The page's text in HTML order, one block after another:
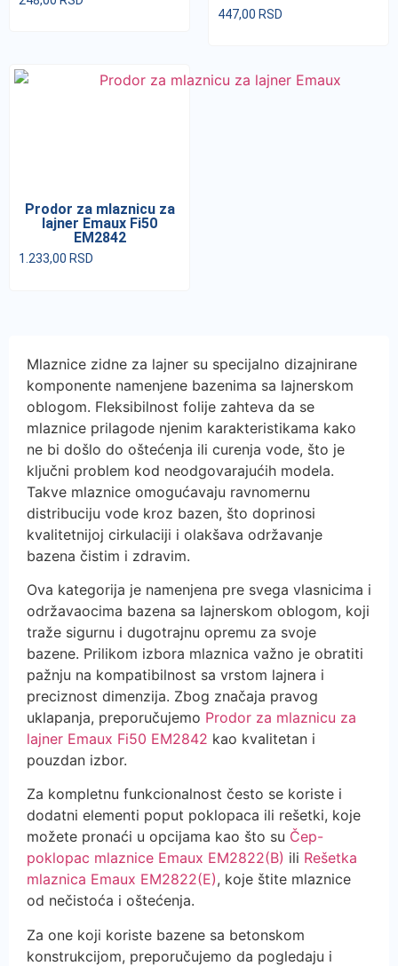
447,00 RSD
Prodor za mlaznicu za
lajner Emaux Fi50
EM2842
1.233,00 RSD
Mlaznice zidne za lajner su specijalno dizajnirane
komponente namenjene bazenima sa lajnerskom
oblogom. Fleksibilnost folije zahteva da se
mlaznice prilagode njenim karakteristikama kako
ne bi došlo do oštećenja ili curenja vode, što je
ključni problem kod neodgovarajućih modela.
Takve mlaznice omogućavaju ravnomernu
distribuciju vode kroz bazen, što doprinosi
kvalitetnijoj cirkulaciji i olakšava održavanje
bazena čistim i zdravim.
Ova kategorija je namenjena pre svega vlasnicima i
održavaocima bazena sa lajnerskom oblogom, koji
traže sigurnu i dugotrajnu opremu za svoje
bazene. Prilikom izbora mlaznica važno je obratiti
pažnju na kompatibilnost sa vrstom lajnera i
preciznost dimenzija. Zbog značaja pravog
uklapanja, preporučujemo Prodor za mlaznicu za
lajner Emaux Fi50 EM2842 kao kvalitetan i
pouzdan izbor.
Za kompletnu funkcionalnost često se koriste i
dodatni elementi poput poklopaca ili rešetki, koje
možete pronaći u opcijama kao što su Čep-
poklopac mlaznice Emaux EM2822(B) ili Rešetka
mlaznica Emaux EM2822(E), koje štite mlaznice
od nečistoća i oštećenja.
Za one koji koriste bazene sa betonskom
konstrukcijom, preporučujemo da pogledaju i